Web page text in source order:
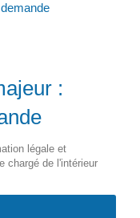
:
légale et
chargé de l'intérieur